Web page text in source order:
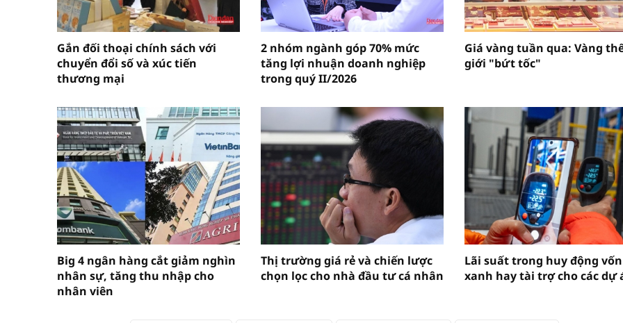
Gắn đối thoại chính sách với
chuyển đổi số và xúc tiến
thương mại
2 nhóm ngành góp 70% mức
tăng lợi nhuận doanh nghiệp
trong quý II/2026
Giá vàng tuần qua: Vàng
giới "bứt tốc"
Big 4 ngân hàng cắt giảm nghìn
nhân sự, tăng thu nhập cho
nhân viên
Thị trường giá rẻ và chiến lược
chọn lọc cho nhà đầu tư cá nhân
Lãi suất trong huy động vốn
xanh hay tài trợ cho các dự